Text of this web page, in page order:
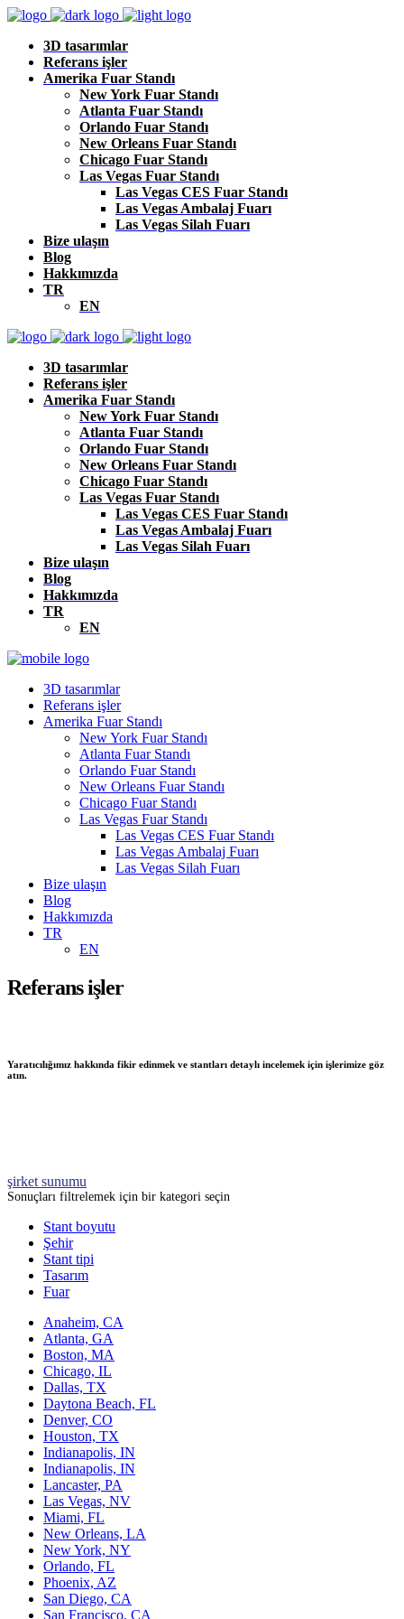
3D tasarımlar
Referans işler
Amerika Fuar Standı
New York Fuar Standı
Atlanta Fuar Standı
Orlando Fuar Standı
New Orleans Fuar Standı
Chicago Fuar Standı
Las Vegas Fuar Standı
Las Vegas CES Fuar Standı
Las Vegas Ambalaj Fuarı
Las Vegas Silah Fuarı
Bize ulaşın
Blog
Hakkımızda
TR
EN
3D tasarımlar
Referans işler
Amerika Fuar Standı
New York Fuar Standı
Atlanta Fuar Standı
Orlando Fuar Standı
New Orleans Fuar Standı
Chicago Fuar Standı
Las Vegas Fuar Standı
Las Vegas CES Fuar Standı
Las Vegas Ambalaj Fuarı
Las Vegas Silah Fuarı
Bize ulaşın
Blog
Hakkımızda
TR
EN
3D tasarımlar
Referans işler
Amerika Fuar Standı
New York Fuar Standı
Atlanta Fuar Standı
Orlando Fuar Standı
New Orleans Fuar Standı
Chicago Fuar Standı
Las Vegas Fuar Standı
Las Vegas CES Fuar Standı
Las Vegas Ambalaj Fuarı
Las Vegas Silah Fuarı
Bize ulaşın
Blog
Hakkımızda
TR
EN
Referans işler
Yaratıcılığımız hakkında fikir edinmek ve stantları detaylı incelemek için işlerimize göz
atın.
şirket sunumu
Sonuçları filtrelemek için bir kategori seçin
Stant boyutu
Şehir
Stant tipi
Tasarım
Fuar
Anaheim, CA
Atlanta, GA
Boston, MA
Chicago, IL
Dallas, TX
Daytona Beach, FL
Denver, CO
Houston, TX
Indianapolis, IN
Indianapolis, IN
Lancaster, PA
Las Vegas, NV
Miami, FL
New Orleans, LA
New York, NY
Orlando, FL
Phoenix, AZ
San Diego, CA
San Francisco, CA